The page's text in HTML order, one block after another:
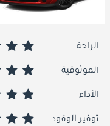
الراحة
الموثوقية
الأداء
توفير الوقود